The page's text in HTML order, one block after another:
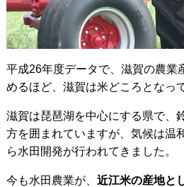
平成26年度データで、滋賀の農業
めるほど、滋賀は米どころとなっ
滋賀は琵琶湖を中心にする県で、
方を囲まれていますが、気候は温
ら水田開発が行われてきました。
今も水田農業が、 近江米の産地と